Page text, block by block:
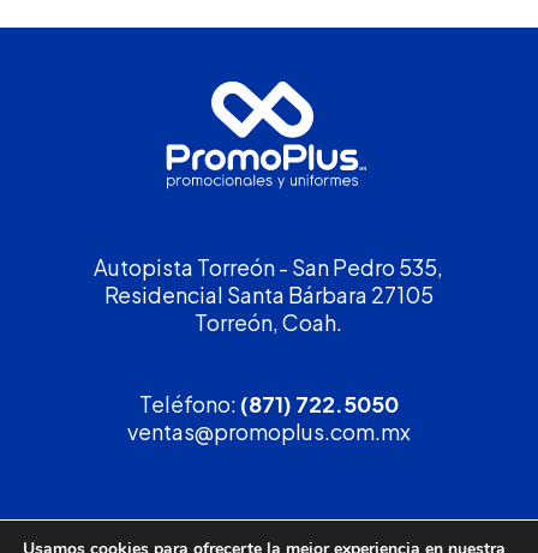
Autopista Torreón - San Pedro 535,
Residencial Santa Bárbara 27105
Torreón, Coah.
Teléfono: (871) 722.5050
ventas@promoplus.com.mx